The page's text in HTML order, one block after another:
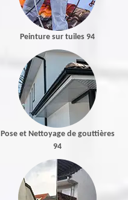
Peinture sur tuiles 94
Pose et Nettoyage de gouttières
94